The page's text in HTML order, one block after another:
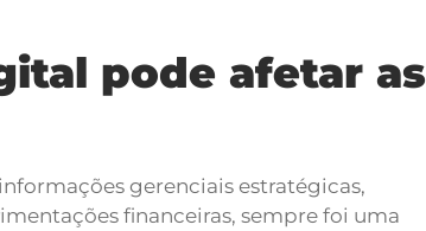
pode afetar as
gerenciais estratégicas,
financeiras, sempre foi uma